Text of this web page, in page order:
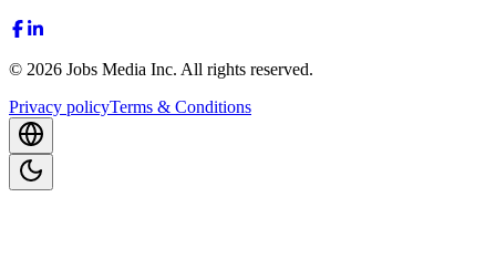
© 2026 Jobs Media Inc. All rights reserved.
Privacy policyTerms & Conditions